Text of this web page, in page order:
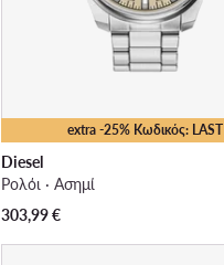
extra -25% Κωδικός: LAST
Diesel
Ρολόι · Ασημί
303,99€